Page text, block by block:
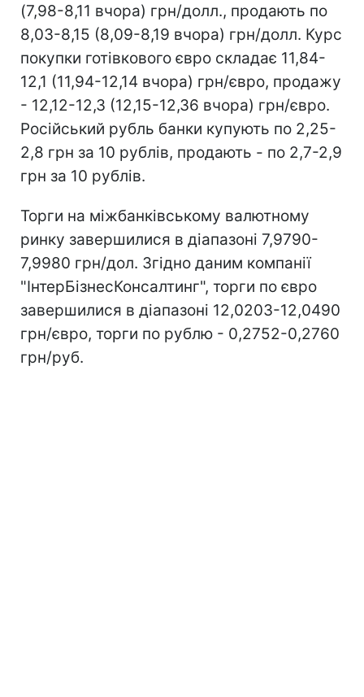
(7,98-8,11 вчора) грн/долл., продають по
8,03-8,15 (8,09-8,19 вчора) грн/долл. Курс
покупки готівкового євро складає 11,84-
12,1 (11,94-12,14 вчора) грн/євро, продажу
- 12,12-12,3 (12,15-12,36 вчора) грн/євро.
Російський рубль банки купують по 2,25-
2,8 грн за 10 рублів, продають - по 2,7-2,9
грн за 10 рублів.
Торги на міжбанківському валютному
ринку завершилися в діапазоні 7,9790-
7,9980 грн/дол. Згідно даним компанії
"ІнтерБізнесКонсалтинг", торги по євро
завершилися в діапазоні 12,0203-12,0490
грн/євро, торги по рублю - 0,2752-0,2760
грн/руб.